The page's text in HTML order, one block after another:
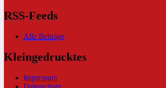
RSS-Feeds
Alle Beiträge
Kleingedrucktes
Impressum
Datenschutz